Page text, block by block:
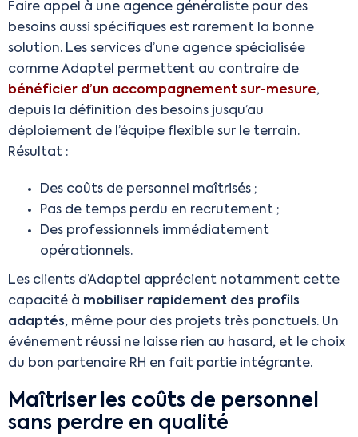
Faire appel à une agence généraliste pour des
besoins aussi spécifiques est rarement la bonne
solution. Les services d’une agence spécialisée
comme Adaptel permettent au contraire de
bénéficier d’un accompagnement sur-mesure,
depuis la définition des besoins jusqu’au
déploiement de l’équipe flexible sur le terrain.
Résultat :
Des coûts de personnel maîtrisés ;
Pas de temps perdu en recrutement ;
Des professionnels immédiatement
opérationnels.
Les clients d’Adaptel apprécient notamment cette
capacité à mobiliser rapidement des profils
adaptés, même pour des projets très ponctuels. Un
événement réussi ne laisse rien au hasard, et le choix
du bon partenaire RH en fait partie intégrante.
Maîtriser les coûts de personnel
sans perdre en qualité